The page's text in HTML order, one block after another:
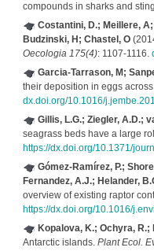
compounds in sharks and
Costantini, D.; Meillere,
Budzinski, H; Chastel, O
Oecologia 175(4): 1107-1116.
Garcia-Tarrason, M;
their deposition in eggs
dx.doi.org/10.1016/
Gillis, L.G.; Ziegler, A.D.;
seagrass beds have a large
https://dx.doi.org/10.1371/
Gómez-Ramírez, P.;
Fernandez, A.J.; Helander,
overview of existing raptor
https://dx.doi.org/10.1016/
Kopalova, K.; Ochyra, R.;
Antarctic islands. Plant Ecol.